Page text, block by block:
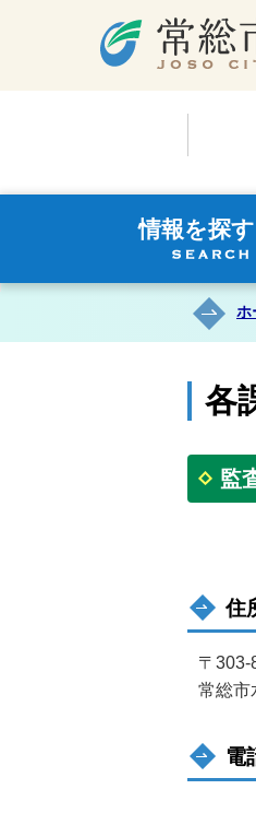
情報を探す
ホ
各
監
住
〒303-
常総市
電